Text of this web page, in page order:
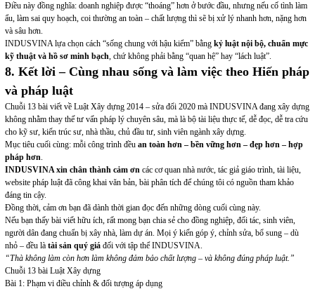
Điều này đồng nghĩa: doanh nghiệp được “thoáng” hơn ở bước đầu, nhưng nếu cố tình làm
ẩu, làm sai quy hoạch, coi thường an toàn – chất lượng thì sẽ bị xử lý nhanh hơn, nặng hơn
và sâu hơn.
INDUSVINA lựa chọn cách “sống chung với hậu kiểm” bằng kỷ luật nội bộ, chuẩn mực
kỹ thuật và hồ sơ minh bạch, chứ không phải bằng “quan hệ” hay “lách luật”.
8. Kết lời – Cùng nhau sống và làm việc theo Hiến pháp
và pháp luật
Chuỗi 13 bài viết về Luật Xây dựng 2014 – sửa đổi 2020 mà INDUSVINA đang xây dựng
không nhằm thay thế tư vấn pháp lý chuyên sâu, mà là bộ tài liệu thực tế, dễ đọc, dễ tra cứu
cho kỹ sư, kiến trúc sư, nhà thầu, chủ đầu tư, sinh viên ngành xây dựng.
Mục tiêu cuối cùng: mỗi công trình đều an toàn hơn – bền vững hơn – đẹp hơn – hợp
pháp hơn.
INDUSVINA xin chân thành cảm ơncác cơ quan nhà nước, tác giả giáo trình, tài liệu,
website pháp luật đã công khai văn bản, bài phân tích để chúng tôi có nguồn tham khảo
đáng tin cậy.
Đồng thời, cảm ơn bạn đã dành thời gian đọc đến những dòng cuối cùng này.
Nếu bạn thấy bài viết hữu ích, rất mong bạn chia sẻ cho đồng nghiệp, đối tác, sinh viên,
người dân đang chuẩn bị xây nhà, làm dự án. Mọi ý kiến góp ý, chỉnh sửa, bổ sung – dù
nhỏ – đều là tài sản quý giáđối với tập thể INDUSVINA.
“Thà không làm còn hơn làm không đảm bảo chất lượng – và không đúng pháp luật.”
Chuỗi 13 bài Luật Xây dựng
Bài 1: Phạm vi điều chỉnh & đối tượng áp dụng